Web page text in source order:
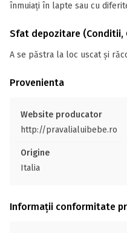
înmuiați în lapte sau cu
Sfat depozitare (Conditii,
A se păstra la loc uscat și
Provenienta
Website producator
http://pravalialuibebe.ro
Origine
Italia
Informații conformitate